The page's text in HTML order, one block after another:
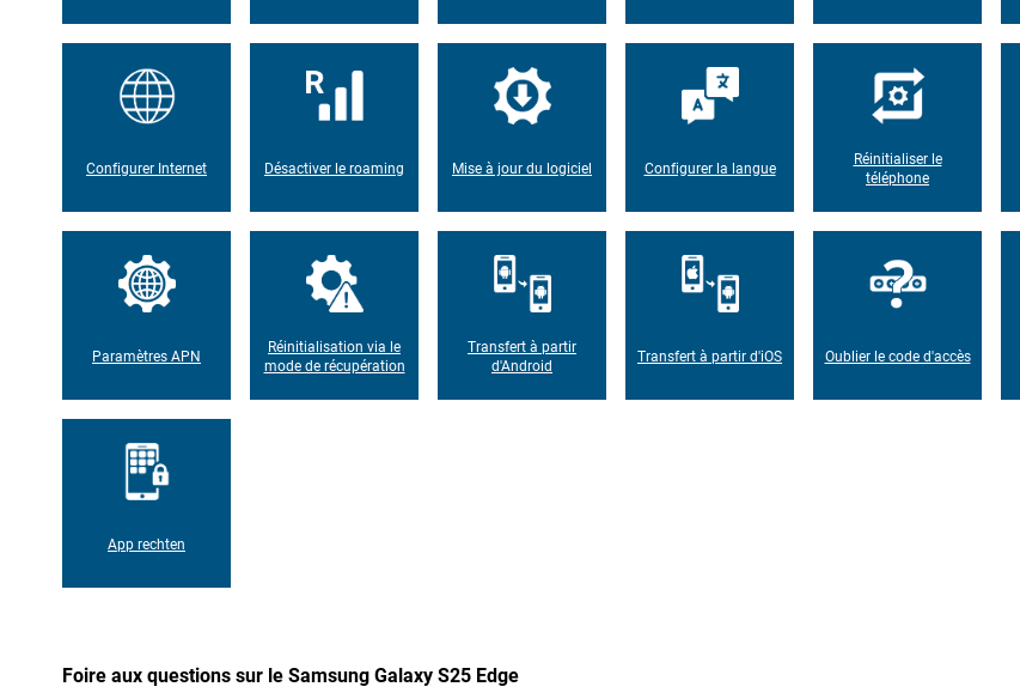
Configurer Internet Désactiver le roaming Mise à jour du logiciel Configurer la langue
Réinitialiser le
téléphone
Paramètres APN
Réinitialisation via le
mode de récupération
Transfert à partir
d'Android
Transfert à partir d'iOS Oublier le code d'accès
App rechten
Foire aux questions sur le Samsung Galaxy S25 Edge